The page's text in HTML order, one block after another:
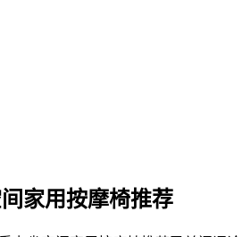
家用按摩椅推荐